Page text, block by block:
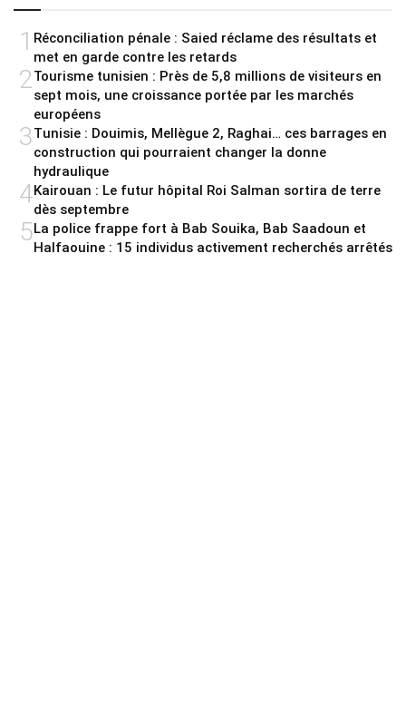
1 Réconciliation pénale : Saied réclame des résultats et
met en garde contre les retards
2 Tourisme tunisien : Près de 5,8 millions de visiteurs en
sept mois, une croissance portée par les marchés
européens
3Tunisie : Douimis, Mellègue 2, Raghai… ces barrages en
construction qui pourraient changer la donne
hydraulique
4Kairouan : Le futur hôpital Roi Salman sortira de terre
dès septembre
5La police frappe fort à Bab Souika, Bab Saadoun et
Halfaouine : 15 individus activement recherchés arrêtés